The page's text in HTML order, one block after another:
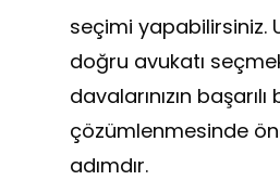
seçimi yapabilirsiniz.
doğru avukatı
davalarınızın
çözümlenmesinde
adımdır.